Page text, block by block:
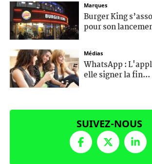
Marques
Burger King
pour son
Médias
WhatsApp :
elle signer la fin...
SUIVEZ-NOUS